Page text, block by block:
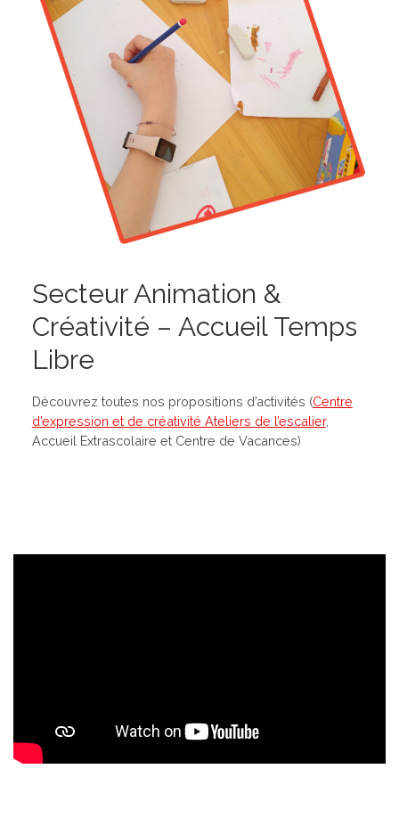
Secteur Animation &
Créativité – Accueil Temps
Libre
Découvrez toutes nos propositions d’activités (Centre
d’expression et de créativité Ateliers de l’escalier,
Accueil Extrascolaire et Centre de Vacances)